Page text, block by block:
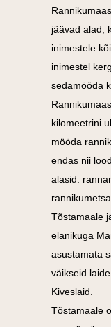
jäävad alad,
inimestele
inimestel
sedamööda
kilomeetrini
mööda
endas nii
alasid:
Tõstamaale
elanikuga
asustamata
väikseid
Kiveslaid.
Tõstamaale